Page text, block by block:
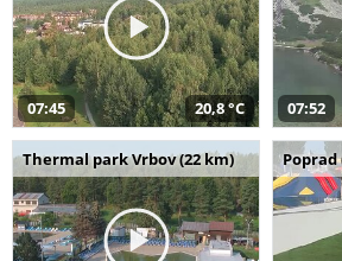
07:45 20,8 °C 07:52
Thermal park Vrbov (22 km) Poprad